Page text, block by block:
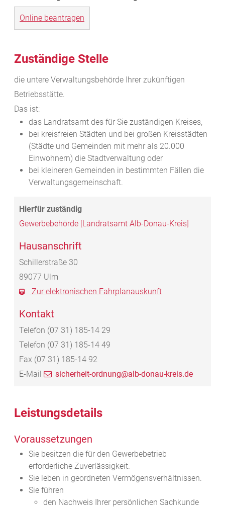
Online beantragen
Zuständige Stelle
die untere Verwaltungsbehörde Ihrer zukünftigen
Betriebsstätte.
Das ist:
das Landratsamt des für Sie zuständigen Kreises,
bei kreisfreien Städten und bei großen Kreisstädten
(Städte und Gemeinden mit mehr als 20.000
Einwohnern) die Stadtverwaltung oder
bei kleineren Gemeinden in bestimmten Fällen die
Verwaltungsgemeinschaft.
Gewerbebehörde [Landratsamt Alb-Donau-Kreis]
Hausanschrift
Schillerstraße 30
89077 Ulm
Zur elektronischen Fahrplanauskunft
Kontakt
Telefon (07 31) 185-14 29
Telefon (07 31) 185-14 49
Fax (07 31) 185-14 92
E-Mail
sicherheit-ordnung@alb-donau-kreis.de
Leistungsdetails
Voraussetzungen
Sie besitzen die für den Gewerbebetrieb
erforderliche Zuverlässigkeit.
Sie leben in geordneten Vermögensverhältnissen.
Sie führen
den Nachweis Ihrer persönlichen Sachkunde